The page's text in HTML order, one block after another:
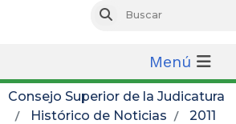
Buscar
Menú
Consejo Superior de la Judicatura
Histórico de Noticias
2011